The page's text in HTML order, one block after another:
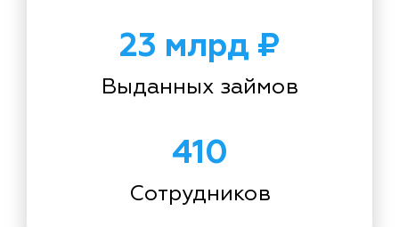
23 млрд ₽
Выданных займов
410
Сотрудников